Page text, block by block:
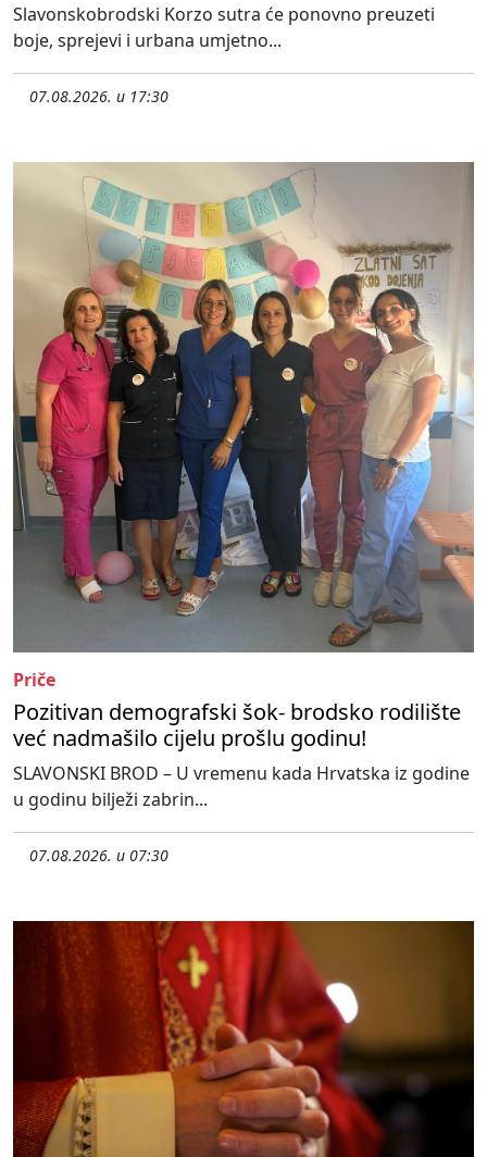
Slavonskobrodski Korzo sutra će ponovno preuzeti
boje, sprejevi i urbana umjetno...
07.08.2026. u 17:30
Priče
Pozitivan demografski šok- brodsko rodilište
već nadmašilo cijelu prošlu godinu!
SLAVONSKI BROD – U vremenu kada Hrvatska iz godine
u godinu bilježi zabrin...
07.08.2026. u 07:30